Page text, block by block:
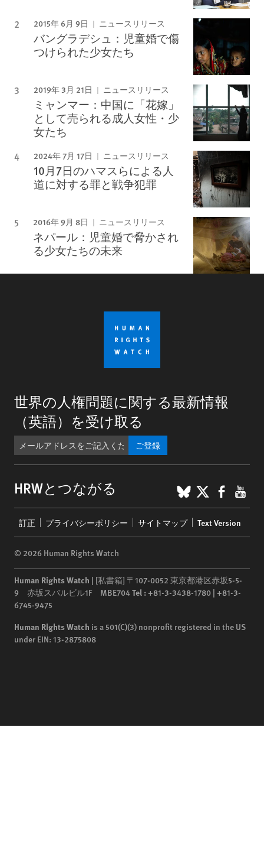
2015年 6月 9日 ニュースリリース
バングラデシュ：児童婚で傷
つけられた少女たち
2019年 3月 21日 ニュースリリース
ミャンマー：中国に「花嫁」
として売られる成人女性・少
女たち
2024年 7月 17日 ニュースリリース
10月7日のハマスらによる人
道に対する罪と戦争犯罪
2016年 9月 8日 ニュースリリース
ネパール：児童婚で脅かされ
る少女たちの未来
世界の人権問題に関する最新情報
（英語）を受け取る
ご登録
HRWとつながる BlueSky
X
menu
訂正 プライバシーポリシー サイトマップ Text Version
© 2026 Human Rights Watch
Human Rights Watch | [私書箱] 〒107-0052 東京都港区赤坂5-5-
9 赤坂スバルビル1F MBE704Tel :+81-3-3438-1780 | +81-3-
6745-9475
Human Rights Watch is a 501(C)(3) nonprofit registered in the US
under EIN: 13-2875808